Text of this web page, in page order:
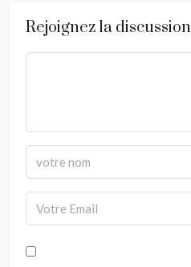
Rejoignez la discussion